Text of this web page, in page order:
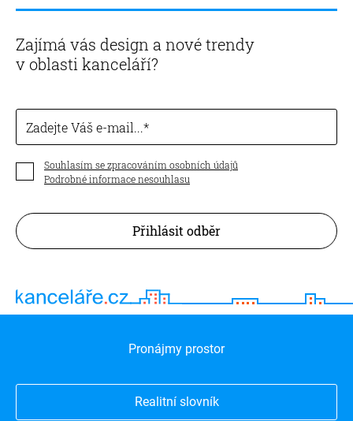
Zajímá vás design a nové trendy
v oblasti kanceláří?
Zadejte Váš e-mail...
Souhlasím se zpracováním osobních údajů
Podrobné informace nesouhlasu
Přihlásit odběr
Pronájmy prostor
Realitní slovník